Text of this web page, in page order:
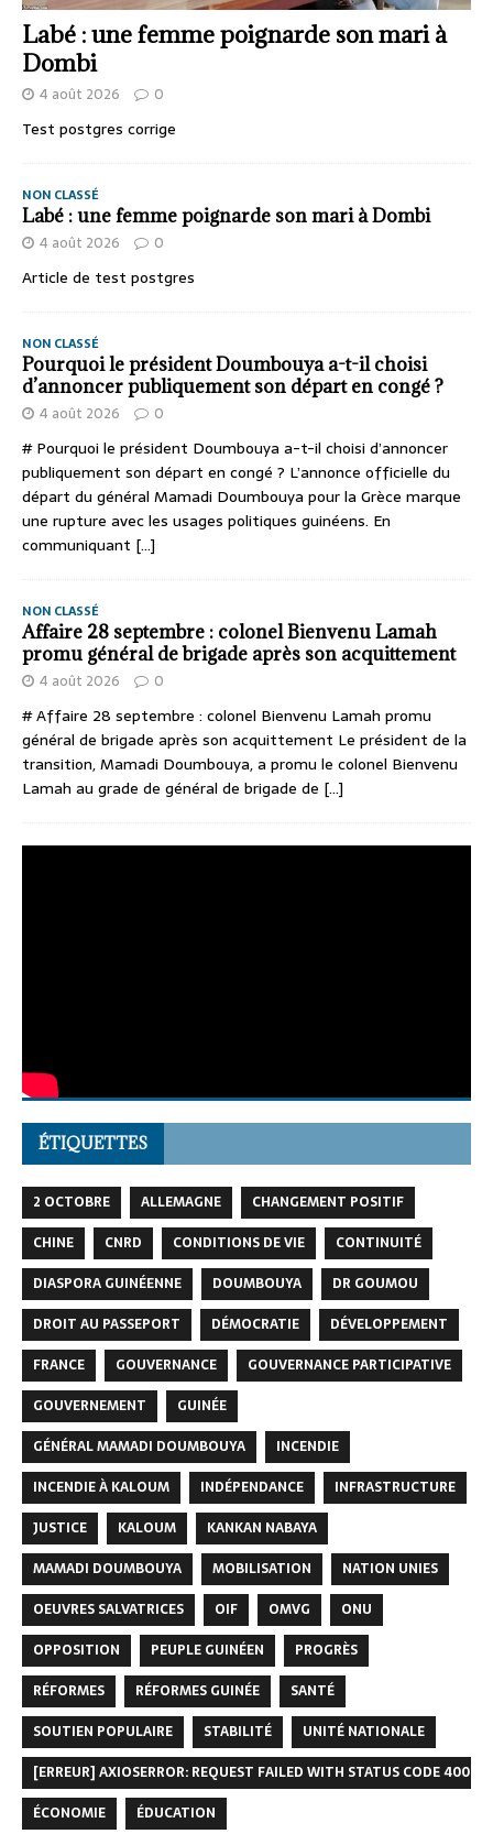
Labé : une femme poignarde son mari à
Dombi
4 août 2026 0
Test postgres corrige
NON CLASSÉ
Labé : une femme poignarde son mari à Dombi
4 août 2026 0
Article de test postgres
NON CLASSÉ
Pourquoi le président Doumbouya a-t-il choisi
d’annoncer publiquement son départ en congé ?
4 août 2026 0
# Pourquoi le président Doumbouya a-t-il choisi d’annoncer
publiquement son départ en congé ? L’annonce officielle du
départ du général Mamadi Doumbouya pour la Grèce marque
une rupture avec les usages politiques guinéens. En
communiquant [...]
NON CLASSÉ
Affaire 28 septembre : colonel Bienvenu Lamah
promu général de brigade après son acquittement
4 août 2026 0
# Affaire 28 septembre : colonel Bienvenu Lamah promu
général de brigade après son acquittement Le président de la
transition, Mamadi Doumbouya, a promu le colonel Bienvenu
Lamah au grade de général de brigade de [...]
ÉTIQUETTES
2 OCTOBRE ALLEMAGNE
CHANGEMENT POSITIF
CHINE
CNRD CONDITIONS DE VIE
CONTINUITÉ
DIASPORA GUINÉENNE
DOUMBOUYA
DR GOUMOU
DROIT AU PASSEPORT
DÉMOCRATIE
DÉVELOPPEMENT
FRANCE
GOUVERNANCE
GOUVERNANCE PARTICIPATIVE
GOUVERNEMENT
GUINÉE
GÉNÉRAL MAMADI DOUMBOUYA
INCENDIE
INCENDIE À KALOUM
INDÉPENDANCE
INFRASTRUCTURE
JUSTICE
KALOUM
KANKAN NABAYA
MAMADI DOUMBOUYA
MOBILISATION
NATION UNIES
OEUVRES SALVATRICES
OIF OMVG
ONU
OPPOSITION
PEUPLE GUINÉEN
PROGRÈS
RÉFORMES
RÉFORMES GUINÉE
SANTÉ
SOUTIEN POPULAIRE
STABILITÉ
UNITÉ NATIONALE
[ERREUR] AXIOSERROR: REQUEST FAILED WITH STATUS CODE 400
ÉCONOMIE
ÉDUCATION